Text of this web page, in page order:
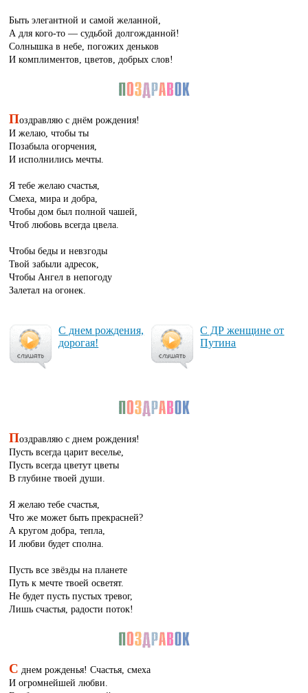
Быть элегантной и самой желанной,
А для кого-то — судьбой долгожданной!
Солнышка в небе, погожих деньков
И комплиментов, цветов, добрых слов!
Поздравляю с днём рождения!
И желаю, чтобы ты
Позабыла огорчения,
И исполнились мечты.
Я тебе желаю счастья,
Смеха, мира и добра,
Чтобы дом был полной чашей,
Чтоб любовь всегда цвела.
Чтобы беды и невзгоды
Твой забыли адресок,
Чтобы Ангел в непогоду
Залетал на огонек.
С днем рож­де­ния,
до­ро­гая!
С ДР жен­щи­не от
Пy­ти­на
Поздравляю с днем рождения!
Пусть всегда царит веселье,
Пусть всегда цветут цветы
В глубине твоей души.
Я желаю тебе счастья,
Что же может быть прекрасней?
А кругом добра, тепла,
И любви будет сполна.
Пусть все звёзды на планете
Путь к мечте твоей осветят.
Не будет пусть пустых тревог,
Лишь счастья, радости поток!
С днем рожденья! Счастья, смеха
И огромнейшей любви.